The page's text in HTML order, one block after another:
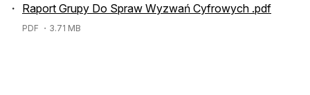
Raport Grupy Do Spraw Wyzwań Cyfrowych .pdf
PDF ・3.71 MB